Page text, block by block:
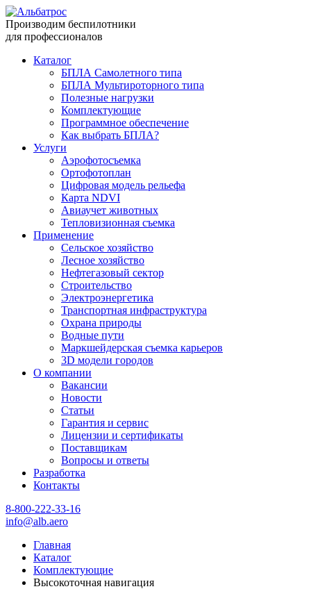
Производим беспилотники
для профессионалов
Каталог
БПЛА Самолетного типа
БПЛА Мультироторного типа
Полезные нагрузки
Комплектующие
Программное обеспечение
Как выбрать БПЛА?
Услуги
Аэрофотосъемка
Ортофотоплан
Цифровая модель рельефа
Карта NDVI
Авиаучет животных
Тепловизионная съемка
Применение
Сельское хозяйство
Лесное хозяйство
Нефтегазовый сектор
Строительство
Электроэнергетика
Транспортная инфраструктура
Охрана природы
Водные пути
Маркшейдерская съемка карьеров
3D модели городов
О компании
Вакансии
Новости
Статьи
Гарантия и сервис
Лицензии и сертификаты
Поставщикам
Вопросы и ответы
Разработка
Контакты
8-800-222-33-16
info@alb.aero
Главная
Каталог
Комплектующие
Высокоточная навигация